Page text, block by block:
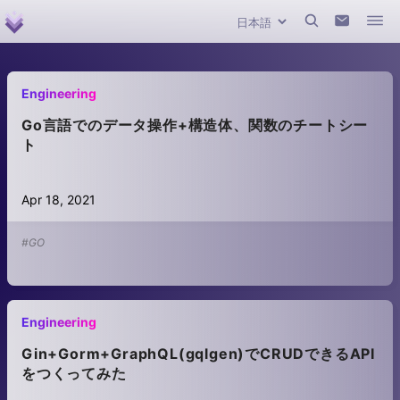
Engineering
Go言語でのデータ操作+構造体、関数のチートシー
ト
Apr 18, 2021
#GO
Engineering
Gin+Gorm+GraphQL(gqlgen)でCRUDできるAPI
をつくってみた